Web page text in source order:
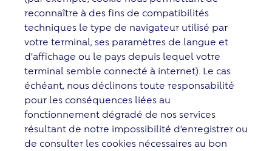
reconnaître à des fins de compatibilités
techniques le type de navigateur utilisé par
votre terminal, ses paramètres de langue et
d’affichage ou le pays depuis lequel votre
terminal semble connecté à internet). Le cas
échéant, nous déclinons toute responsabilité
pour les conséquences liées au
fonctionnement dégradé de nos services
résultant de notre impossibilité d’enregistrer ou
de consulter les cookies nécessaires au bon